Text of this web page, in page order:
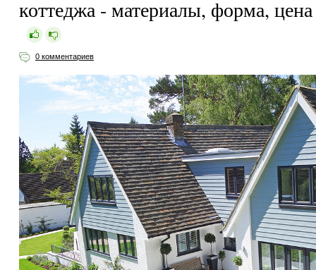
коттеджа - материалы, форма, цена
0 комментариев